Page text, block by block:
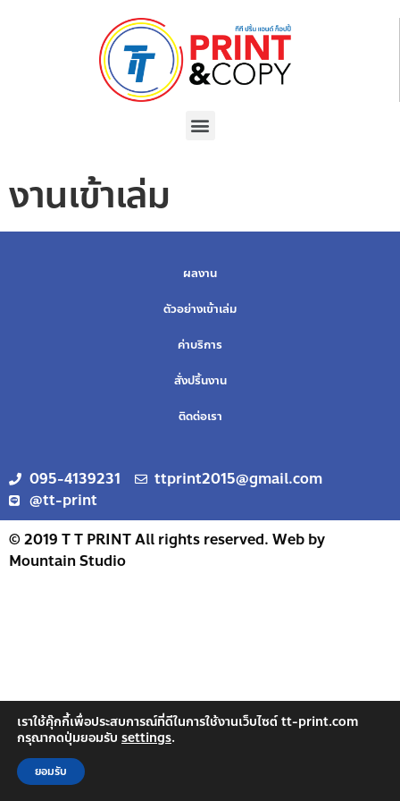
งานเข้าเล่ม
ผลงาน
ตัวอย่างเข้าเล่ม
ค่าบริการ
สั่งปริ้นงาน
ติดต่อเรา
095-4139231
ttprint2015@gmail.com
@tt-print
© 2019 T T PRINT All rights reserved. Web by
Mountain Studio
เราใช้คุ๊กกี้เพื่อประสบการณ์ที่ดีในการใช้งานเว็บไซต์ tt-print.com
กรุณากดปุ่มยอมรับ settings.
ยอมรับ